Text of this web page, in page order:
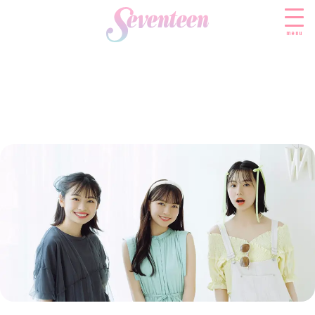
menu
モデル私服
着回し
着痩せ
BEAUTY
ビューティニュース
トレンドメイク
ベストコスメ
ヘアアレンジ・ヘアケア
スキンケア
ボディケア
SCHOOL
スクールニュース
制服コーデ
学校ヘアメイク
勉強・受験・進路
ENTERTAINMENT
エンタメニュース
なにわ男子
K-POP
LIFESTYLE
ライフスタイルニュース
JKランキング・アワード
JK TREND